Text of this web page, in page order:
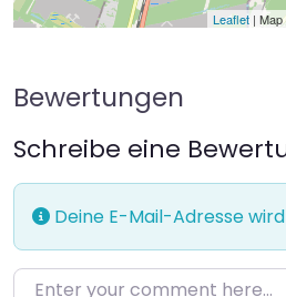
Leaflet |
Bewertungen
Schreibe eine
Deine E-Mail-Adresse
Enter your comment here…